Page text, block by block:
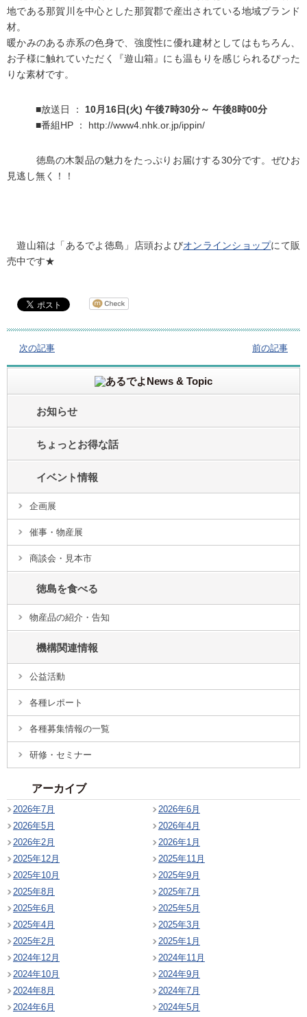
地である那賀川を中心とした那賀郡で産出されている地域ブランド
材。
暖かみのある赤系の色身で、強度性に優れ建材としてはもちろん、
お子様に触れていただく『遊山箱』にも温もりを感じられるぴった
りな素材です。
■放送日 ： 10月16日(火) 午後7時30分～ 午後8時00分
■番組HP ： http://www4.nhk.or.jp/ippin/
徳島の木製品の魅力をたっぷりお届けする30分です。ぜひお
見逃し無く！！
遊山箱は「あるでよ徳島」店頭およびオンラインショップにて販
売中です★
次の記事 前の記事
お知らせ
ちょっとお得な話
イベント情報
企画展
催事・物産展
商談会・見本市
徳島を食べる
物産品の紹介・告知
機構関連情報
公益活動
各種レポート
各種募集情報の一覧
研修・セミナー
アーカイブ
2026年7月
2026年6月
2026年5月
2026年4月
2026年2月
2026年1月
2025年12月
2025年11月
2025年10月
2025年9月
2025年8月
2025年7月
2025年6月
2025年5月
2025年4月
2025年3月
2025年2月
2025年1月
2024年12月
2024年11月
2024年10月
2024年9月
2024年8月
2024年7月
2024年6月
2024年5月